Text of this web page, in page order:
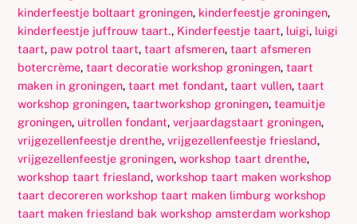
kinderfeestje boltaart groningen, kinderfeestje groningen,
kinderfeestje juffrouw taart., Kinderfeestje taart, luigi, luigi
taart, paw potrol taart,taart afsmeren,taart afsmeren
botercrème,taart decoratie workshop groningen,taart
maken in groningen,taart met fondant,taart vullen,taart
workshop groningen,taartworkshop groningen,teamuitje
groningen, uitrollen fondant,verjaardagstaart groningen,
vrijgezellenfeestje drenthe,vrijgezellenfeestje friesland,
vrijgezellenfeestje groningen,workshop taart drenthe,
workshop taart friesland,workshop taart maken workshop
taart decoreren workshop taart maken limburg workshop
taart maken friesland bak workshop amsterdam workshop